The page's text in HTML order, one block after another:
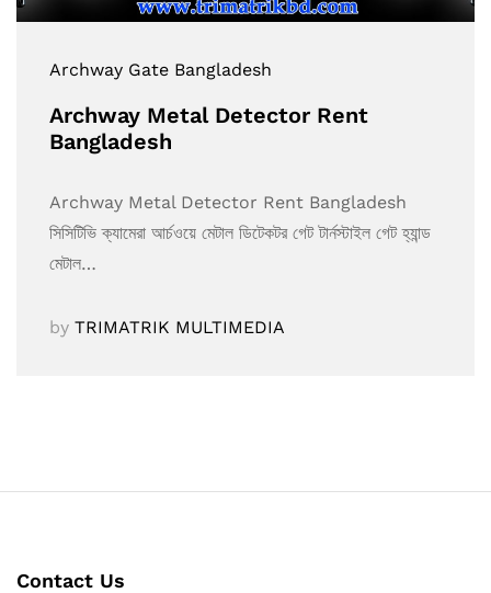
Archway Gate Bangladesh
Archway Metal Detector Rent
Bangladesh
Archway Metal Detector Rent Bangladesh
সিসিটিভি ক্যামেরা আর্চওয়ে মেটাল ডিটেকটর গেট টার্নস্টাইল গেট হ্যান্ড
মেটাল…
by TRIMATRIK MULTIMEDIA
Contact Us